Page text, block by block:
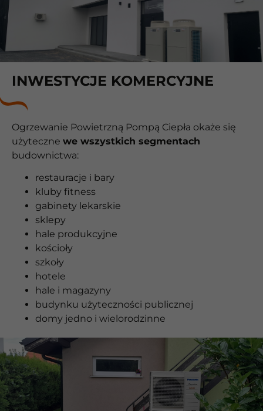
INWESTYCJE KOMERCYJNE
Ogrzewanie Powietrzną Pompą Ciepła okaże się
użyteczne we wszystkich segmentach
budownictwa:
restauracje i bary
kluby fitness
gabinety lekarskie
sklepy
hale produkcyjne
kościoły
szkoły
hotele
hale i magazyny
budynku użyteczności publicznej
domy jedno i wielorodzinne